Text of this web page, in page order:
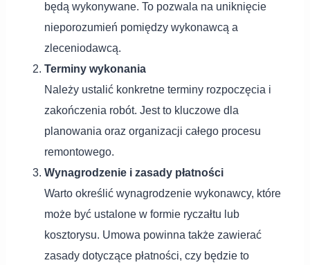
będą wykonywane. To pozwala na uniknięcie
nieporozumień pomiędzy wykonawcą a
zleceniodawcą.
Terminy wykonania
Należy ustalić konkretne terminy rozpoczęcia i
zakończenia robót. Jest to kluczowe dla
planowania oraz organizacji całego procesu
remontowego.
Wynagrodzenie i zasady płatności
Warto określić wynagrodzenie wykonawcy, które
może być ustalone w formie ryczałtu lub
kosztorysu. Umowa powinna także zawierać
zasady dotyczące płatności, czy będzie to